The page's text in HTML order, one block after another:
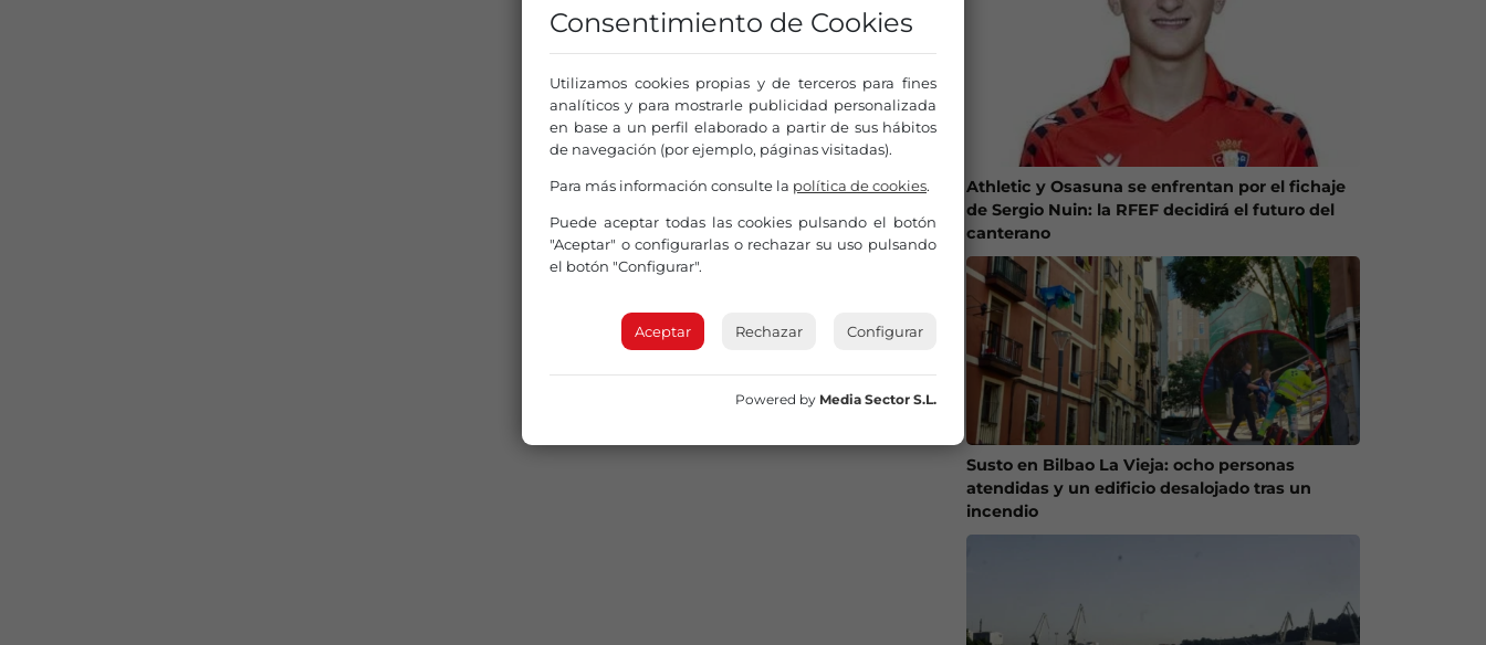
Athletic y Osasuna se enfrentan por el fichaje
de Sergio Nuin: la RFEF decidirá el futuro del
canterano
Susto en Bilbao La Vieja: ocho personas
atendidas y un edificio desalojado tras un
incendio
Consentimiento de Cookies
Utilizamos cookies propias y de terceros para fines
analíticos y para mostrarle publicidad personalizada
en base a un perfil elaborado a partir de sus hábitos
de navegación (por ejemplo, páginas visitadas).
Para más información consulte la política de cookies.
Puede aceptar todas las cookies pulsando el botón
"Aceptar" o configurarlas o rechazar su uso pulsando
el botón "Configurar".
Aceptar Rechazar Configurar
Powered by Media Sector S.L.